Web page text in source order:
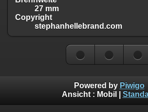
27 mm
Copyright
stephanhellebrand.com
Powered by Piwigo
Ansicht : Mobil